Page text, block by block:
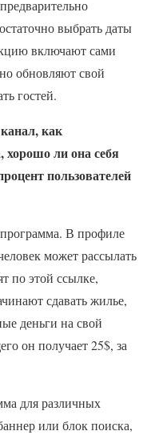
выбрать даты
включают сами
обновляют свой
гостей.
как
хорошо ли она себя
пользователей
В профиле
может рассылать
по этой ссылке,
сдавать жилье,
деньги на свой
он получает 25$, за
для различных
или блок поиска,